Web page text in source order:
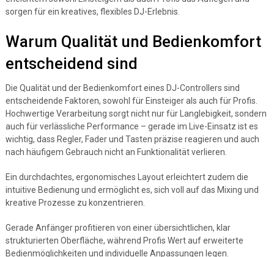
sorgen für ein kreatives, flexibles DJ-Erlebnis.
Warum Qualität und Bedienkomfort
entscheidend sind
Die Qualität und der Bedienkomfort eines DJ-Controllers sind
entscheidende Faktoren, sowohl für Einsteiger als auch für Profis.
Hochwertige Verarbeitung sorgt nicht nur für Langlebigkeit, sondern
auch für verlässliche Performance – gerade im Live-Einsatz ist es
wichtig, dass Regler, Fader und Tasten präzise reagieren und auch
nach häufigem Gebrauch nicht an Funktionalität verlieren.
Ein durchdachtes, ergonomisches Layout erleichtert zudem die
intuitive Bedienung und ermöglicht es, sich voll auf das Mixing und
kreative Prozesse zu konzentrieren.
Gerade Anfänger profitieren von einer übersichtlichen, klar
strukturierten Oberfläche, während Profis Wert auf erweiterte
Bedienmöglichkeiten und individuelle Anpassungen legen.